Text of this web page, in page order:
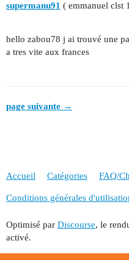
supermanu91 ( emmanuel clst
hello zabou78 j ai trouvé une
a tres vite aux frances
page suivante →
Accueil Catégories FAQ/
Conditions générales
Optimisé par Discourse, le
activé.